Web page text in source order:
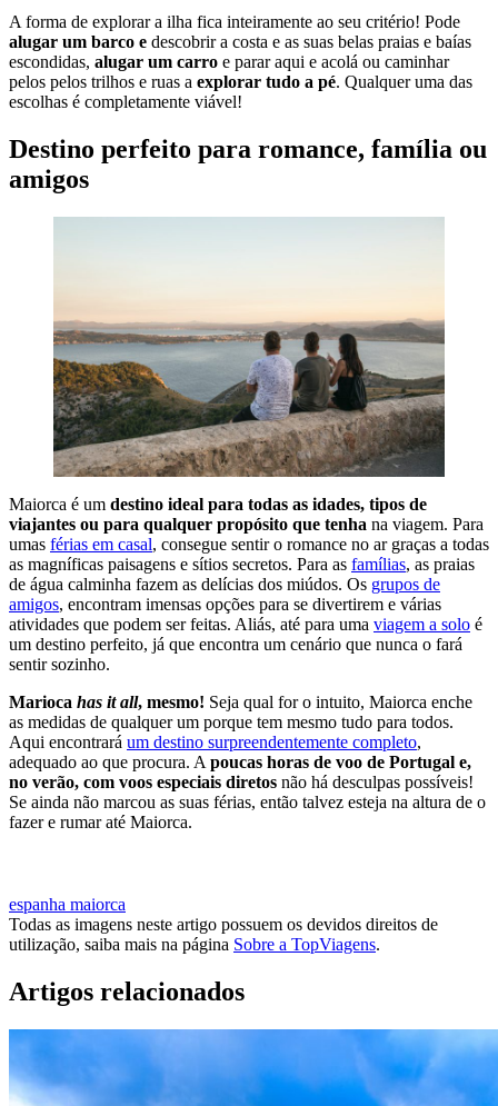
A forma de explorar a ilha fica inteiramente ao seu critério! Pode
alugar um barco e descobrir a costa e as suas belas praias e baías
escondidas, alugar um carro e parar aqui e acolá ou caminhar
pelos pelos trilhos e ruas a explorar tudo a pé. Qualquer uma das
escolhas é completamente viável!
Destino perfeito para romance, família ou
amigos
Maiorca é um destino ideal para todas as idades, tipos de
viajantes ou para qualquer propósito que tenha na viagem. Para
umas férias em casal, consegue sentir o romance no ar graças a todas
as magníficas paisagens e sítios secretos. Para as famílias, as praias
de água calminha fazem as delícias dos miúdos. Os grupos de
amigos, encontram imensas opções para se divertirem e várias
atividades que podem ser feitas. Aliás, até para uma viagem a solo é
um destino perfeito, já que encontra um cenário que nunca o fará
sentir sozinho.
Marioca has it all, mesmo! Seja qual for o intuito, Maiorca enche
as medidas de qualquer um porque tem mesmo tudo para todos.
Aqui encontrará um destino surpreendentemente completo,
adequado ao que procura. A poucas horas de voo de Portugal e,
no verão, com voos especiais diretos não há desculpas possíveis!
Se ainda não marcou as suas férias, então talvez esteja na altura de o
fazer e rumar até Maiorca.
espanha maiorca
Todas as imagens neste artigo possuem os devidos direitos de
utilização, saiba mais na página Sobre a TopViagens.
Artigos relacionados